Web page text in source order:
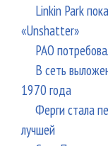
Linkin Park
«Unshatter»
РАО
В сеть
1970 года
Ферги стала
лучшей